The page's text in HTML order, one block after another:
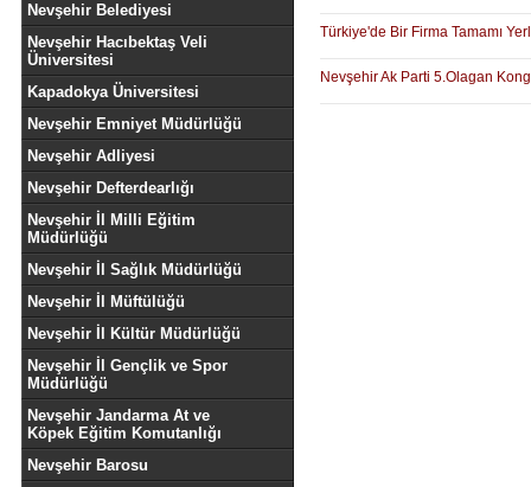
Nevşehir Belediyesi
Nevşehir Hacıbektaş Veli
Üniversitesi
Kapadokya Üniversitesi
Nevşehir Emniyet Müdürlüğü
Nevşehir Adliyesi
Nevşehir Defterdearlığı
Nevşehir İl Milli Eğitim
Müdürlüğü
Nevşehir İl Sağlık Müdürlüğü
Nevşehir İl Müftülüğü
Nevşehir İl Kültür Müdürlüğü
Nevşehir İl Gençlik ve Spor
Müdürlüğü
Nevşehir Jandarma At ve
Köpek Eğitim Komutanlığı
Nevşehir Barosu
Türkiye'de Bir Firma Tamamı
Nevşehir Ak Parti 5.Olagan